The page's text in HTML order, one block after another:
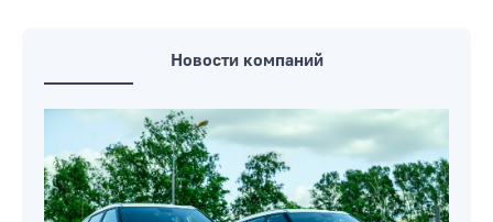
бобруйчанин мошенникам
Новости компаний